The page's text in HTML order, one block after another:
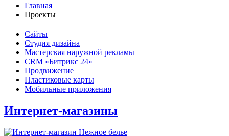
Главная
Проекты
Сайты
Студия дизайна
Мастерская наружной рекламы
CRM «Битрикс 24»
Продвижение
Пластиковые карты
Мобильные приложения
Интернет-магазины